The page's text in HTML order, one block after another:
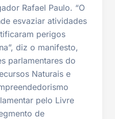
Rafael Paulo. “O
esvaziar atividades
perigos
diz o manifesto,
parlamentares do
Naturais e
pelo Livre
de